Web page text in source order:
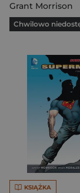
Grant Morrison
Chwilowo
KSIĄŻKA